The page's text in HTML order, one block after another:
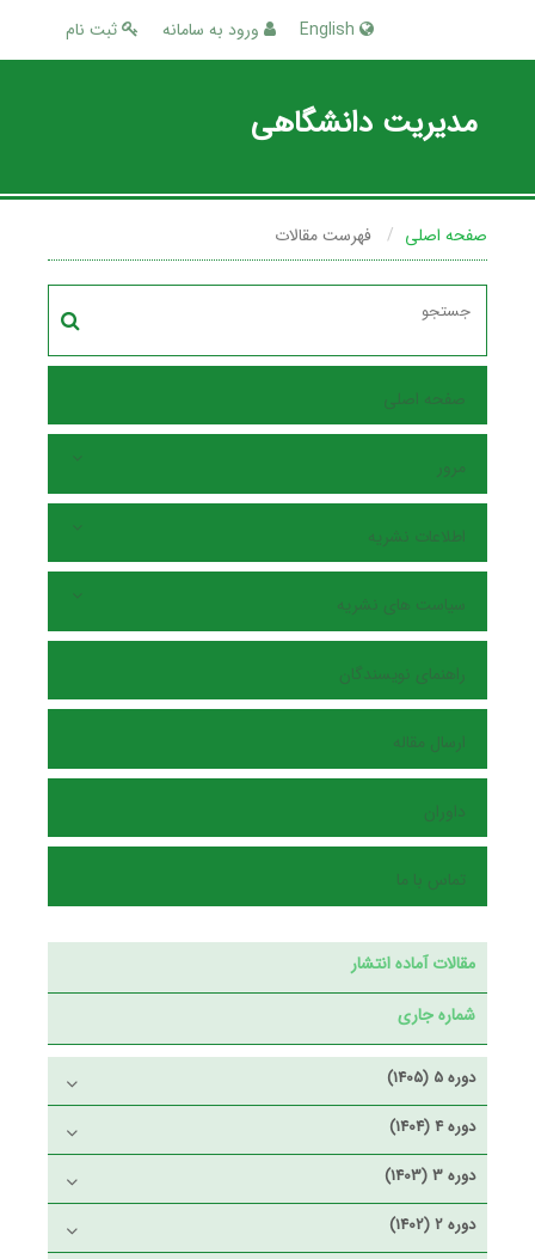
ثبت نام ورود به سامانه
مدیریت دانشگاهی
صفحه اصلی فهرست مقالات
صفحه اصلی
مرور
اطلاعات نشریه
سیاست های نشریه
راهنمای نویسندگان
ارسال مقاله
داوران
تماس با ما
مقالات آماده انتشار
شماره جاری
دوره 5 (1405)
دوره 4 (1404)
دوره 3 (1403)
دوره 2 (1402)